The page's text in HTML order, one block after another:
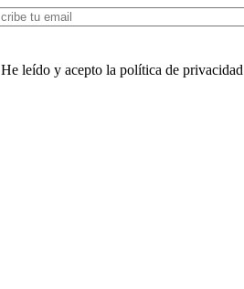
He leído y acepto la política de privacidad